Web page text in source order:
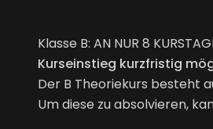
Klasse B: AN NUR 8
Kurseinstieg kurzfristig
Der B Theoriekurs besteht
Um diese zu absolvieren,